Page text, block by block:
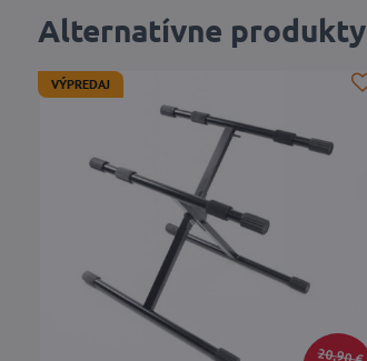
Alternatívne produkty
VÝPREDAJ